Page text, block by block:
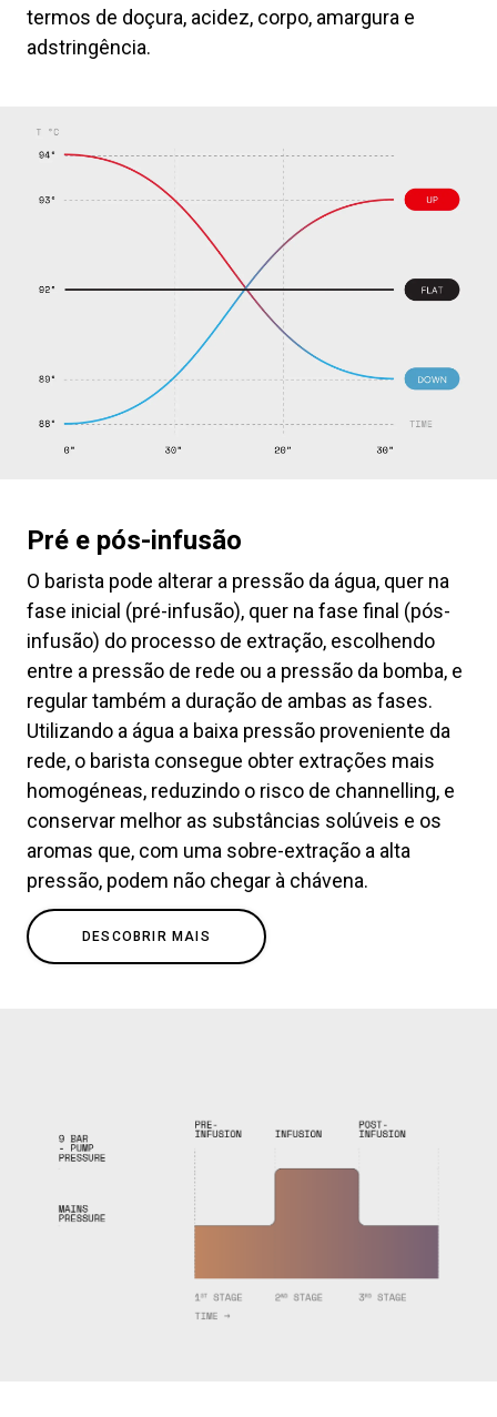
termos de doçura, acidez, corpo, amargura e
adstringência.
Pré e pós-infusão
O barista pode alterar a pressão da água, quer na
fase inicial (pré-infusão), quer na fase final (pós-
infusão) do processo de extração, escolhendo
entre a pressão de rede ou a pressão da bomba, e
regular também a duração de ambas as fases.
Utilizando a água a baixa pressão proveniente da
rede, o barista consegue obter extrações mais
homogéneas, reduzindo o risco de channelling, e
conservar melhor as substâncias solúveis e os
aromas que, com uma sobre-extração a alta
pressão, podem não chegar à chávena.
DESCOBRIR MAIS